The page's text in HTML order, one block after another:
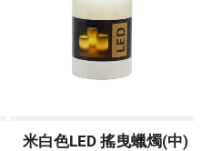
米白色LED 搖曳蠟燭(中)